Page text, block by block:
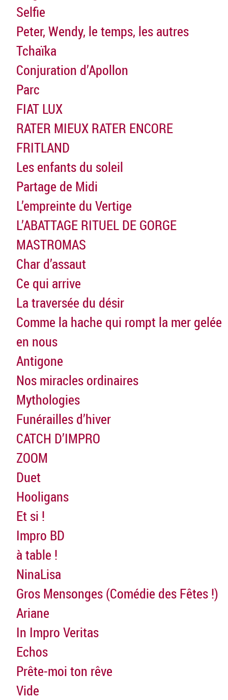
Selfie
Peter, Wendy, le temps, les autres
Tchaïka
Conjuration d’Apollon
Parc
FIAT LUX
RATER MIEUX RATER ENCORE
FRITLAND
Les enfants du soleil
Partage de Midi
L’empreinte du Vertige
L’ABATTAGE RITUEL DE GORGE
MASTROMAS
Char d’assaut
Ce qui arrive
La traversée du désir
Comme la hache qui rompt la mer gelée
en nous
Antigone
Nos miracles ordinaires
Mythologies
Funérailles d’hiver
CATCH D’IMPRO
ZOOM
Duet
Hooligans
Et si !
Impro BD
à table !
NinaLisa
Gros Mensonges (Comédie des Fêtes !)
Ariane
In Impro Veritas
Echos
Prête-moi ton rêve
Vide